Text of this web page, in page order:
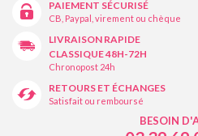
PAIEMENT SÉCURISÉ
CB, Paypal, virement ou chèque
LIVRAISON RAPIDE
CLASSIQUE 48H-72H
Chronopost 24h
RETOURS ET ÉCHANGES
Satisfait ou remboursé
BESOIN